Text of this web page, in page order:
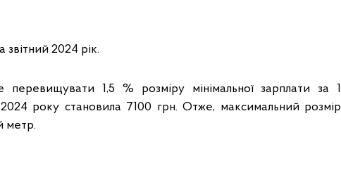
звітний 2024 рік.
1,5 % розміру мінімальної зарплати за 1
року становила 7100 грн. Отже, максимальний розмір
метр.